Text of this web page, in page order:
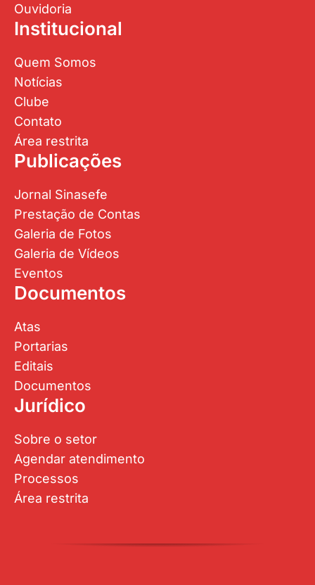
Ouvidoria
Institucional
Quem Somos
Notícias
Clube
Contato
Área restrita
Publicações
Jornal Sinasefe
Prestação de Contas
Galeria de Fotos
Galeria de Vídeos
Eventos
Documentos
Atas
Portarias
Editais
Documentos
Jurídico
Sobre o setor
Agendar atendimento
Processos
Área restrita